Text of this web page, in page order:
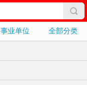
事业单位 全部分类